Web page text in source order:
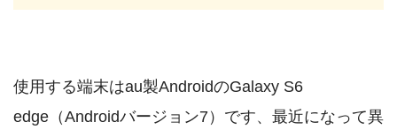
使用する端末はau製AndroidのGalaxy S6
edge（Androidバージョン7）です、最近になって異